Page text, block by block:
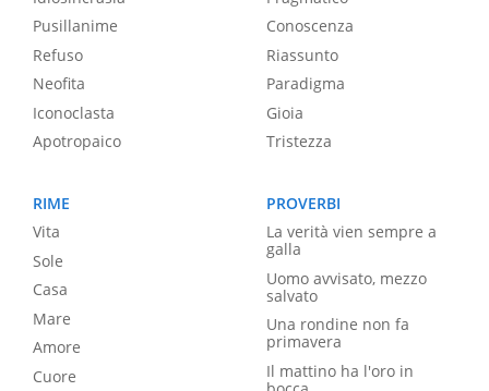
Pusillanime
Refuso
Neofita
Iconoclasta
Apotropaico
Conoscenza
Riassunto
Paradigma
Gioia
Tristezza
RIME
Vita
Sole
Casa
Mare
Amore
Cuore
PROVERBI
La verità vien sempre a
galla
Uomo avvisato, mezzo
salvato
Una rondine non fa
primavera
Il mattino ha l'oro in